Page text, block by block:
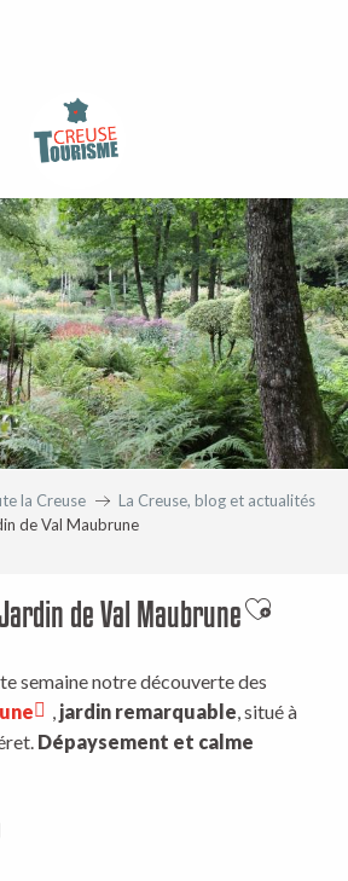
la Creuse
La Creuse, blog et actualités
de Val Maubrune
de Val MaubruneAjouter
semaine notre découverte des
, jardin remarquable, situé à
Dépaysement et calme